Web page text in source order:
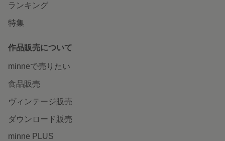
ランキング
特集
作品販売について
minneで売りたい
食品販売
ヴィンテージ販売
ダウンロード販売
minne PLUS